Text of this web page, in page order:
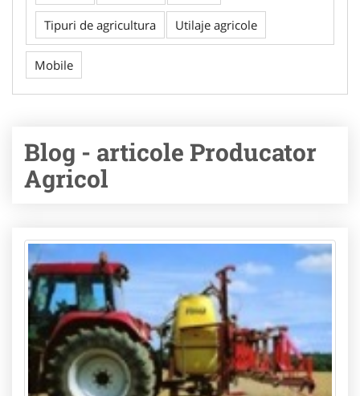
Tipuri de agricultura Utilaje agricole
Mobile
Blog - articole Producator
Agricol